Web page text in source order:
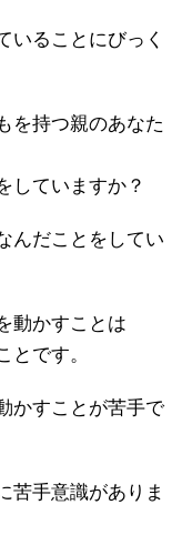
いることにびっく
を持つ親のあなた
していますか？
んだことをしてい
動かすことは
です。
かすことが苦手で
苦手意識がありま